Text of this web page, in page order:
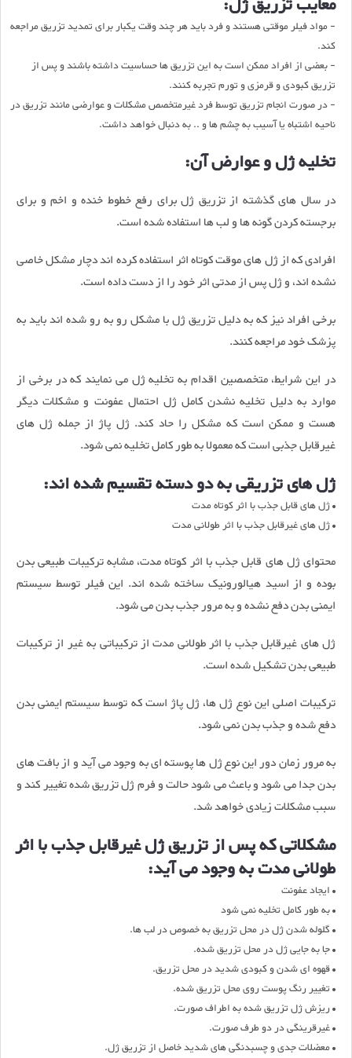
- مواد فیلر موقتی هستند و فرد باید هر چند وقت یکبار برای تمدید تزریق مراجعه
کند.
- بعضی از افراد ممکن است به این تزریق ها حساسیت داشته باشند و پس از
تزریق کبودی و قرمزی و تورم تجربه کنند.
- در صورت انجام تزریق توسط فرد غیرمتخصص مشکلات و عوارضی مانند تزریق در
ناحیه اشتباه یا آسیب به چشم ها و .. به دنبال خواهد داشت.
تخلیه ژل و عوارض آن:
در سال های گذشته از تزریق ژل برای رفع خطوط خنده و اخم و برای
برجسته کردن گونه ها و لب ها استفاده شده است.
افرادی که از ژل های موقت کوتاه اثر استفاده کرده اند دچار مشکل خاصی
نشده اند، و ژل پس از مدتی اثر خود را از دست داده است.
برخی افراد نیز که به دلیل تزریق ژل با مشکل رو به رو شده اند باید به
پزشک خود مراجعه کنند.
در این شرایط، متخصصین اقدام به تخلیه ژل می نمایند که در برخی از
موارد به دلیل تخلیه نشدن کامل ژل احتمال عفونت و مشکلات دیگر
هست و ممکن است که مشکل را حاد کند. ژل پاژ از جمله ژل های
غیرقابل جذبی است که معمولا به طور کامل تخلیه نمی شود.
ژل های تزریقی به دو دسته تقسیم شده اند:
• ژل های قابل جذب با اثر کوتاه مدت
• ژل های غیرقابل جذب با اثر طولانی مدت
محتوای ژل های قابل جذب با اثر کوتاه مدت، مشابه ترکیبات طبیعی بدن
بوده و از اسید هیالورونیک ساخته شده اند. این فیلر توسط سیستم
ایمنی بدن دفع نشده و به مرور جذب بدن می شود.
ژل های غیرقابل جذب با اثر طولانی مدت از ترکیباتی به غیر از ترکیبات
طبیعی بدن تشکیل شده است.
ترکیبات اصلی این نوع ژل ها، ژل پاژ است که توسط سیستم ایمنی بدن
دفع شده و جذب بدن نمی شود.
به مرور زمان دور این نوع ژل ها پوسته ای به وجود می آید و از بافت های
بدن جدا می شود و باعث می شود حالت و فرم ژل تزریق شده تغییر کند و
سبب مشکلات زیادی خواهد شد.
مشکلاتی که پس از تزریق ژل غیرقابل جذب با اثر
طولانی مدت به وجود می آید:
• ایجاد عفونت
• به طور کامل تخلیه نمی شود
• گلوله شدن ژل در محل تزریق به خصوص در لب ها.
• جا به جایی ژل در محل تزریق شده.
• قهوه ای شدن و کبودی شدید در محل تزریق.
• تغییر رنگ پوست روی محل تزریق شده.
• ریزش ژل تزریق شده به اطراف صورت.
• غیرقرینگی در دو طرف صورت.
• معضلات جدی و چسبدنگی های شدید خاصل از تزریق ژل.